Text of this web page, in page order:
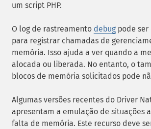
um script PHP.
O log de rastreamento debug pode
para registrar chamadas de
memória. Isso ajuda a ver quando a
alocada ou liberada. No entanto, o
blocos de memória solicitados pode
Algumas versões recentes do Driver
apresentam a emulação de situações
falta de memória. Este recurso deve